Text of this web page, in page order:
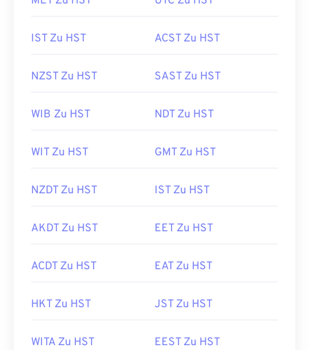
IST Zu HST ACST Zu HST
NZST Zu HST SAST Zu HST
WIB Zu HST NDT Zu HST
WIT Zu HST GMT Zu HST
NZDT Zu HST IST Zu HST
AKDT Zu HST EET Zu HST
ACDT Zu HST EAT Zu HST
HKT Zu HST JST Zu HST
WITA Zu HST EEST Zu HST